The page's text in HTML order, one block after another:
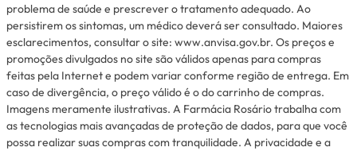
problema de saúde e prescrever o tratamento adequado. Ao
persistirem os sintomas, um médico deverá ser consultado. Maiores
esclarecimentos, consultar o site: www.anvisa.gov.br. Os preços e
promoções divulgados no site são válidos apenas para compras
feitas pela Internet e podem variar conforme região de entrega. Em
caso de divergência, o preço válido é o do carrinho de compras.
Imagens meramente ilustrativas. A Farmácia Rosário trabalha com
as tecnologias mais avançadas de proteção de dados, para que você
possa realizar suas compras com tranquilidade. A privacidade e a